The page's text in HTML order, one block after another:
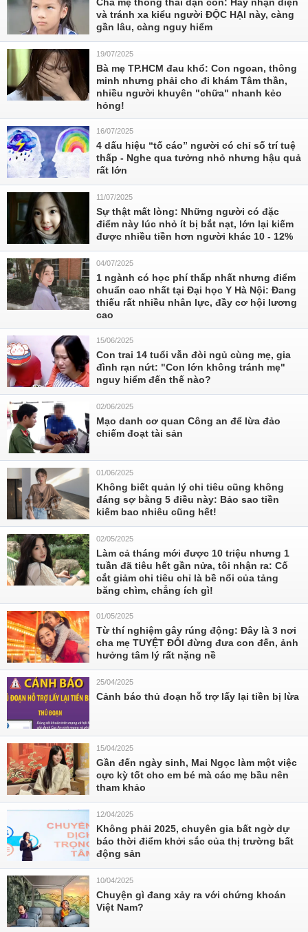
và tránh xa kiểu người ĐỘC HẠI này, càng
gần lâu, càng nguy hiểm
19/07/2025
Bà mẹ TP.HCM đau khổ: Con ngoan, thông
minh nhưng phải cho đi khám Tâm thần,
nhiều người khuyên "chữa" nhanh kẻo
hỏng!
16/07/2025
4 dấu hiệu “tố cáo” người có chỉ số trí tuệ
thấp - Nghe qua tưởng nhỏ nhưng hậu quả
rất lớn
11/07/2025
Sự thật mất lòng: Những người có đặc
điểm này lúc nhỏ ít bị bắt nạt, lớn lại kiếm
được nhiều tiền hơn người khác 10 - 12%
04/07/2025
1 ngành có học phí thấp nhất nhưng điểm
chuẩn cao nhất tại Đại học Y Hà Nội: Đang
thiếu rất nhiều nhân lực, đầy cơ hội lương
cao
15/06/2025
Con trai 14 tuổi vẫn đòi ngủ cùng mẹ, gia
đình rạn nứt: "Con lớn không tránh mẹ"
nguy hiểm đến thế nào?
02/06/2025
Mạo danh cơ quan Công an để lừa đảo
chiếm đoạt tài sản
01/06/2025
Không biết quản lý chi tiêu cũng không
đáng sợ bằng 5 điều này: Bảo sao tiền
kiếm bao nhiêu cũng hết!
02/05/2025
Làm cả tháng mới được 10 triệu nhưng 1
tuần đã tiêu hết gần nửa, tôi nhận ra: Cố
cắt giảm chi tiêu chỉ là bề nổi của tảng
băng chìm, chẳng ích gì!
01/05/2025
Từ thí nghiệm gây rúng động: Đây là 3 nơi
cha mẹ TUYỆT ĐỐI đừng đưa con đến, ảnh
hưởng tâm lý rất nặng nề
25/04/2025
Cảnh báo thủ đoạn hỗ trợ lấy lại tiền bị lừa
15/04/2025
Gần đến ngày sinh, Mai Ngọc làm một việc
cực kỳ tốt cho em bé mà các mẹ bầu nên
tham khảo
12/04/2025
Không phải 2025, chuyên gia bất ngờ dự
báo thời điểm khởi sắc của thị trường bất
động sản
10/04/2025
Chuyện gì đang xảy ra với chứng khoán
Việt Nam?